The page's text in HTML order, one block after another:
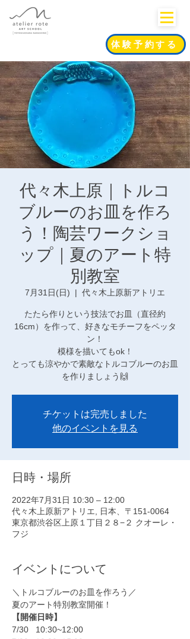
体験予約する
代々木上原｜トルコ
ブルーのお皿を作ろ
う！陶芸ワークショ
ップ｜夏のアート特
別教室
7月31日(日)
  |
代々木上原新アトリエ
たたら作りという技法でお皿（直径約
16cm）を作って、好きなモチーフをペッタ
ン！
模様を描いてもok！
とっても涼やかで素敵なトルコブルーのお皿
を作りましょう🙌
チケットは完売しました
他のイベントを見る
日時・場所
2022年7月31日 10:30 – 12:00
代々木上原新アトリエ, 日本、〒151-0064
東京都渋谷区上原１丁目２８−２ クオーレ・
フジ
イベントについて
＼トルコブルーのお皿を作ろう／
夏のアート特別教室開催！
【開催日時】
7/30	10:30~12:00